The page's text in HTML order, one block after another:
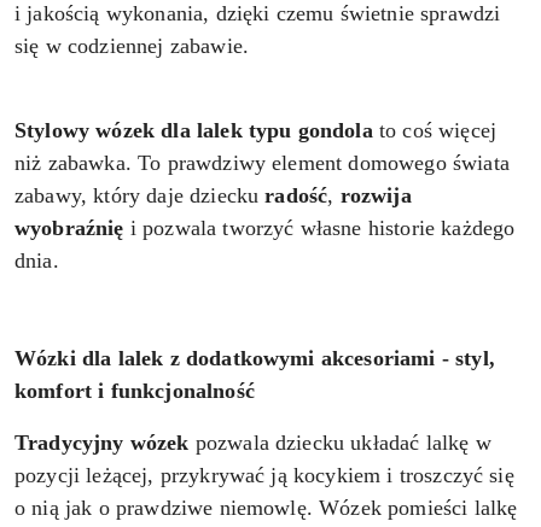
i jakością wykonania, dzięki czemu świetnie sprawdzi
się w codziennej zabawie.
Stylowy wózek dla lalek typu gondolato coś więcej
niż zabawka. To prawdziwy element domowego świata
zabawy, który daje dzieckuradość, rozwija
wyobraźnię i pozwala tworzyć własne historie każdego
dnia.
Wózki dla lalek z dodatkowymi akcesoriami - styl,
komfort i funkcjonalność
Tradycyjny wózek pozwala dziecku układać lalkę w
pozycji leżącej, przykrywać ją kocykiem i troszczyć się
o nią jak o prawdziwe niemowlę. Wózek pomieści lalkę